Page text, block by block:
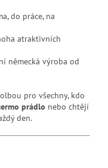
do práce, na
atraktivních
německá výroba od
pro všechny, kdo
prádlo nebo chtějí
den.